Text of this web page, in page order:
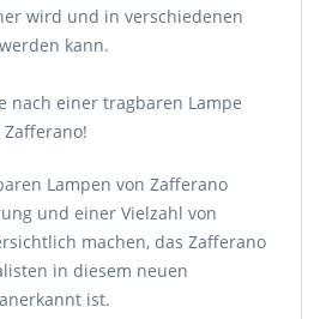
wird und in verschiedenen
kann.
nach einer tragbaren Lampe
Lampen von Zafferano
und einer Vielzahl von
machen, das Zafferano
in diesem neuen
ist.